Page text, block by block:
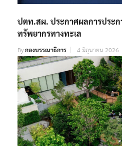
ปตท.สผ. ประกาศผลการประ
ทรัพยากรทางทะเล
Byกองบรรณาธิการ 4 มิถุนายน 2026